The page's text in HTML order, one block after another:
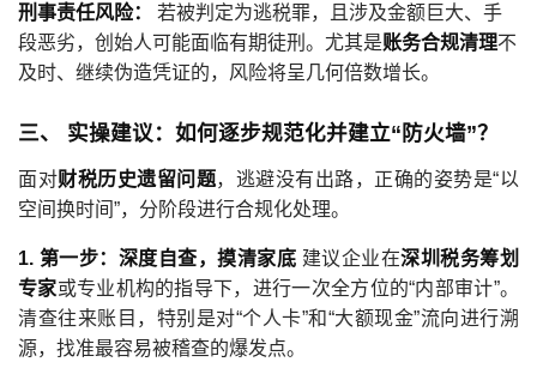
刑事责任风险：
若被判定为逃税罪，且涉及金额巨大、手
段恶劣，创始人可能面临有期徒刑。尤其是账务合规清理不
及时、继续伪造凭证的，风险将呈几何倍数增长。
三、 实操建议：如何逐步规范化并建立“防火墙”？
面对财税历史遗留问题，逃避没有出路，正确的姿势是“以
空间换时间”，分阶段进行合规化处理。
1. 第一步：深度自查，摸清家底 建议企业在深圳税务筹划
专家或专业机构的指导下，进行一次全方位的“内部审计”。
清查往来账目，特别是对“个人卡”和“大额现金”流向进行溯
源，找准最容易被稽查的爆发点。